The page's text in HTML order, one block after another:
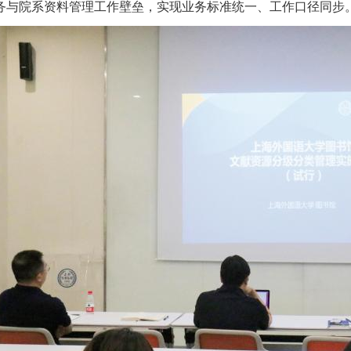
与院系资料管理工作壁垒，实现业务标准统一、工作口径同步